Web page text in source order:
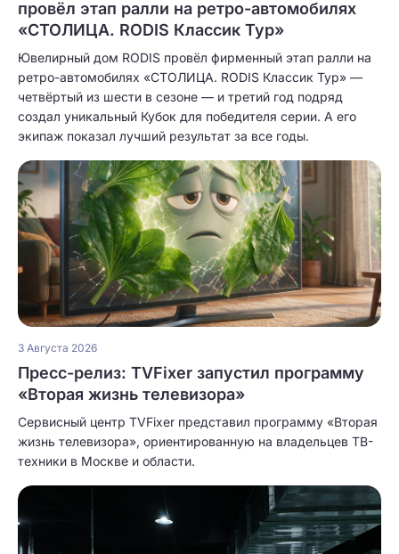
провёл этап ралли на ретро-автомобилях
«СТОЛИЦА. RODIS Классик Тур»
Ювелирный дом RODIS провёл фирменный этап ралли на
ретро-автомобилях «СТОЛИЦА. RODIS Классик Тур» —
четвёртый из шести в сезоне — и третий год подряд
создал уникальный Кубок для победителя серии. А его
экипаж показал лучший результат за все годы.
3 Августа 2026
Пресс-релиз: TVFixer запустил программу
«Вторая жизнь телевизора»
Сервисный центр TVFixer представил программу «Вторая
жизнь телевизора», ориентированную на владельцев ТВ-
техники в Москве и области.